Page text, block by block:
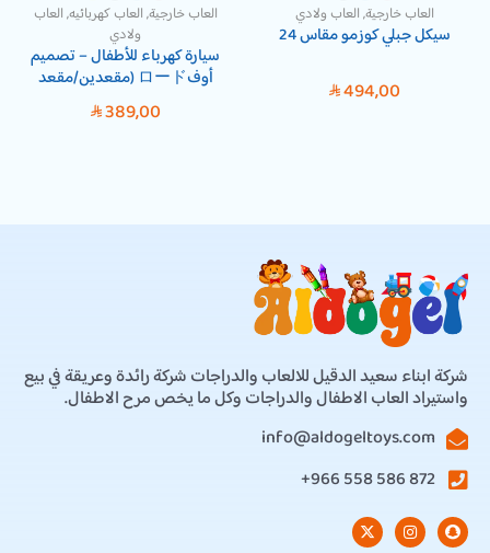
العاب خارجية,العاب ولادي
سيكل جبلي كوزمو مقاس 24
SAR494,00
العاب خارجية,العاب كهربائيه,العاب
ولادي
سيارة كهرباء للأطفال – تصميم
أوفロード (مقعدين/مقعد
عريض) SAR389,00
شركة ابناء سعيد الدقيل للالعاب والدراجات شركة رائدة وعريقة في بيع
واستيراد العاب الاطفال والدراجات وكل ما يخص مرح الاطفال.
info@aldogeltoys.com
872 586 558 966+